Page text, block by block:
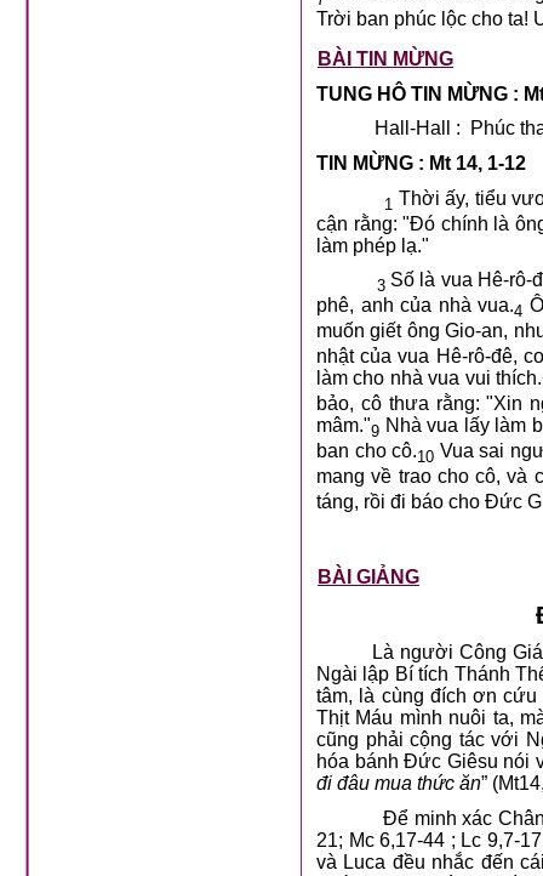
Trời ban phúc lộc cho ta!
BÀI TIN MỪNG
TUNG HÔ TIN MỪNG :
Hall-Hall :
Phúc
TIN MỪNG : Mt 14, 1-12
1 Thời ấy, tiểu
cận rằng: "Đó chính là
làm phép lạ."
3 Số là vua Hê-rô-
phê, anh của nhà vua.4
muốn giết ông Gio-an,
nhật của vua Hê-rô-đê,
làm cho nhà vua vui thích.
bảo, cô thưa rằng: "Xin
mâm."9 Nhà vua lấy làm
ban cho cô.10 Vua sai
mang về trao cho cô, và
táng, rồi đi báo cho Đức
BÀI GIẢNG
Là người Công
Ngài lập Bí tích Thánh
tâm, là cùng đích ơn
Thịt Máu mình nuôi ta,
cũng phải cộng tác với
hóa bánh Đức Giêsu nói
đi đâu mua thức ăn”
Để minh xác
21; Mc 6,17-44 ; Lc 9,7-
và Luca đều nhắc đến